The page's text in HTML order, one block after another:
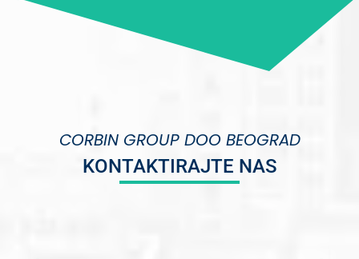
CORBIN GROUP DOO BEOGRAD
KONTAKTIRAJTE NAS